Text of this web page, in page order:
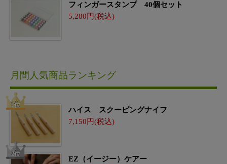
フィンガースタンプ 40個セット
5,280
月間人気商品ランキング
ハイス スクーピングナイフ
7,150
EZ（イージー）ケアー